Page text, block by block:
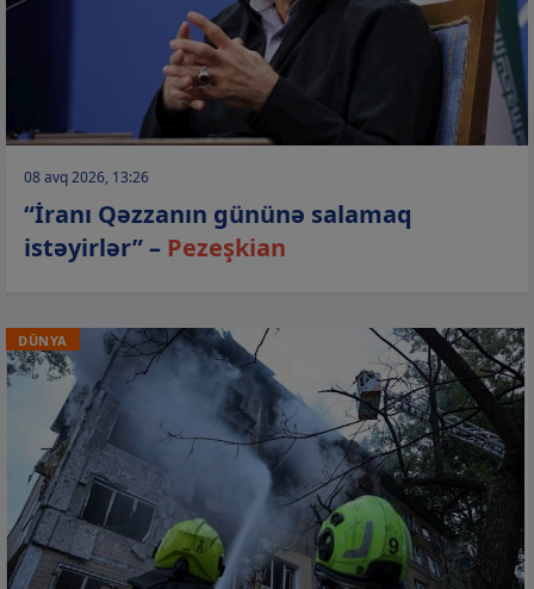
08 avq 2026, 13:26
“İranı Qəzzanın gününə salamaq
istəyirlər” – Pezeşkian
DÜNYA